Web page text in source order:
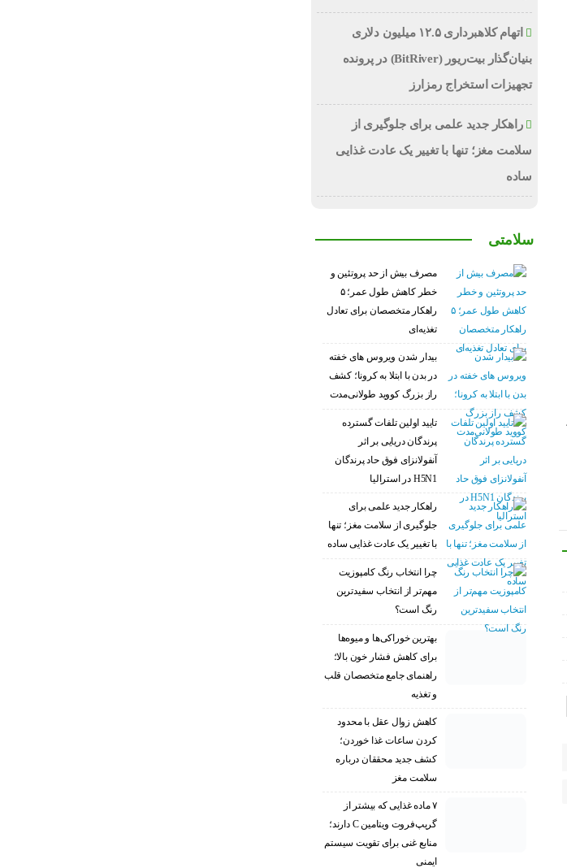
اتهام کلاهبرداری ۱۲.۵ میلیون دلاری
بنیان‌گذار بیت‌ریور (BitRiver) در پرونده
تجهیزات استخراج رمزارز
راهکار جدید علمی برای جلوگیری از
سلامت مغز؛ تنها با تغییر یک عادت غذایی
ساده
سلامتی
مصرف بیش از حد پروتئین و
خطر کاهش طول عمر؛ ۵
راهکار متخصصان برای تعادل
تغذیه‌ای
بیدار شدن ویروس‌ های خفته
در بدن با ابتلا به کرونا؛ کشف
راز بزرگ کووید طولانی‌مدت
تایید اولین تلفات گسترده
پرندگان دریایی بر اثر
آنفولانزای فوق حاد پرندگان
H5N1 در استرالیا
راهکار جدید علمی برای
جلوگیری از سلامت مغز؛ تنها
با تغییر یک عادت غذایی ساده
چرا انتخاب رنگ کامپوزیت
مهم‌تر از انتخاب سفیدترین
رنگ است؟
بهترین خوراکی‌ها و میوه‌ها
برای کاهش فشار خون بالا؛
راهنمای جامع متخصصان قلب
و تغذیه
کاهش زوال عقل با محدود
کردن ساعات غذا خوردن؛
کشف جدید محققان درباره
سلامت مغز
۷ ماده غذایی که بیشتر از
گریپ‌فروت ویتامین C دارند؛
منابع غنی برای تقویت سیستم
ایمنی